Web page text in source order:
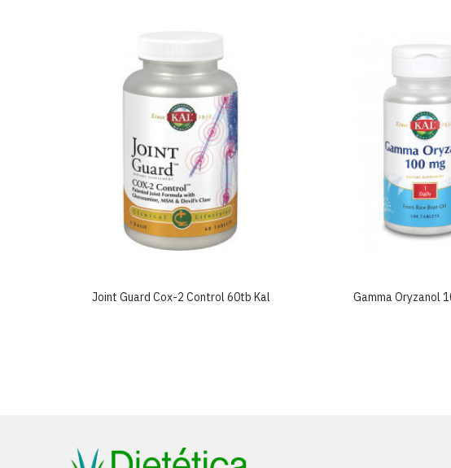
Joint Guard Cox-2 Control 60tb Kal Gamma Oryzanol